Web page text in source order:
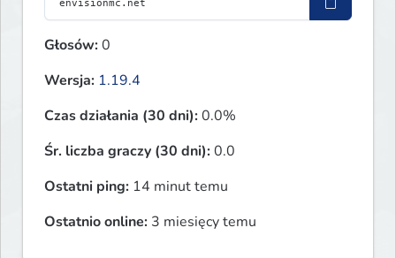
Głosów:0
Wersja: 1.19.4
Czas działania (30 dni):0.0%
Śr. liczba graczy (30 dni):0.0
Ostatni ping: 14 minut temu
Ostatnio online: 3 miesięcy temu